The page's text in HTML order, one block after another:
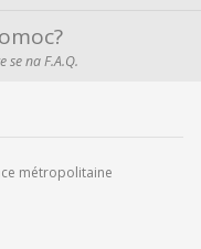
se na F.A.Q.
métropolitaine